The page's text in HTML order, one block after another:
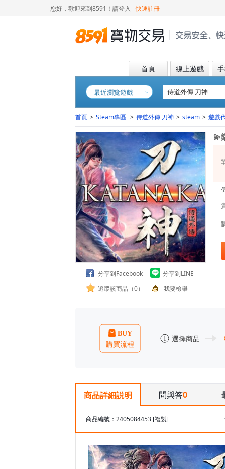
您好，歡迎來到8591！ 請登入 快速註冊
首頁 線上遊戲
最近瀏覽遊戲
首頁 > Steam專區 > 侍道外傳 刀神 > steam > 遊戲
分享到Facebook
分享到LINE
追蹤該商品（0）
我要檢舉
💫
商品詳細説明 問與答0
商品編號：2405084453 [複製]